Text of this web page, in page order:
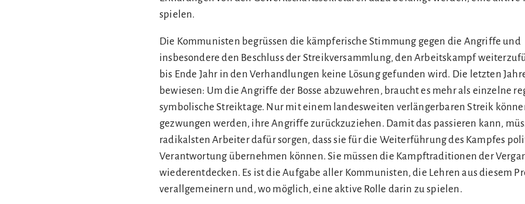
spielen.
Die Kommunisten begrüssen die kämpferische Stimmung gegen die Angriffe und
insbesondere den Beschluss der Streikversammlung, den Arbeitskampf
bis Ende Jahr in den Verhandlungen keine Lösung gefunden wird. Die letzten
bewiesen: Um die Angriffe der Bosse abzuwehren, braucht es mehr als einzelne
symbolische Streiktage. Nur mit einem landesweiten verlängerbaren Streik
gezwungen werden, ihre Angriffe zurückzuziehen. Damit das passieren kann,
radikalsten Arbeiter dafür sorgen, dass sie für die Weiterführung des Kampfes
Verantwortung übernehmen können. Sie müssen die Kampftraditionen der
wiederentdecken. Es ist die Aufgabe aller Kommunisten, die Lehren aus diesem
verallgemeinern und, wo möglich, eine aktive Rolle darin zu spielen.